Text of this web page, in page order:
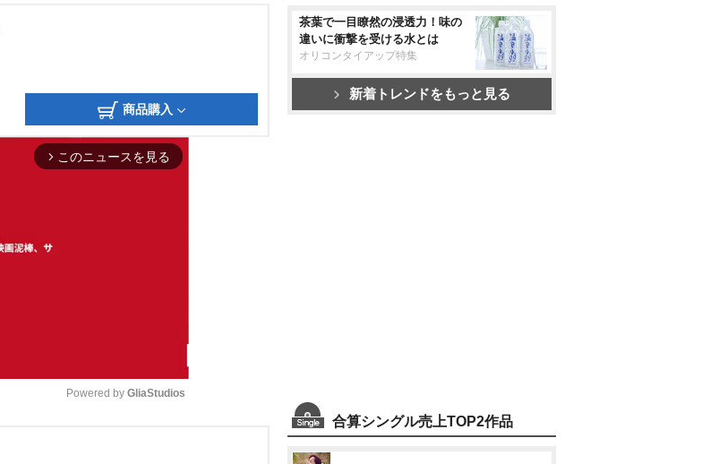
商品購入
arrow_forward_ios このニュースを見る
Powered by GliaStudios
茶葉で一目瞭然の浸透力！味の
違いに衝撃を受ける水とは
オリコンタイアップ特集
新着トレンドをもっと見る
合算シングル売上TOP2作品